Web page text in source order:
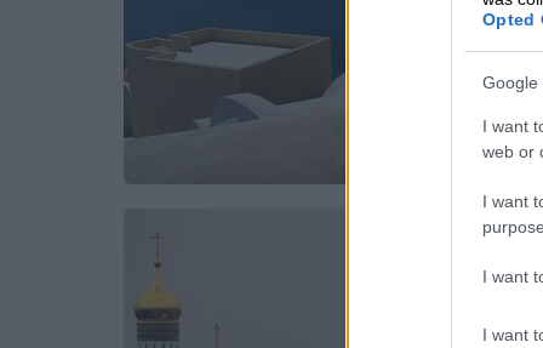
Opted
Google
I want
web or
I want
I want
I want